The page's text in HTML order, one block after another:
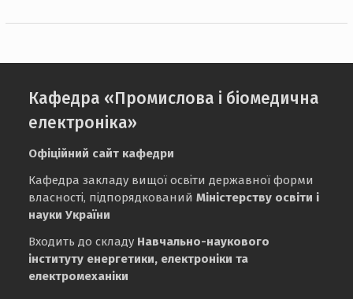
Кафедра «Промислова і біомедична
електроніка»
Офіційний сайт кафедри
Кафедра закладу вищої освіти державної форми
власності, підпорядкованийМіністерству освіти і
науки України
Входить до складу Навчально-наукового
інституту енергетики, електроніки та
електромеханіки